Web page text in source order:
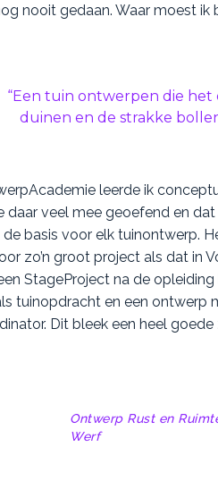
nooit gedaan. Waar moest
“Een tuin ontwerpen die
duinen en de strakke
leerde ik
daar veel mee geoefend en
basis voor elk tuinontwerp.
zo’n groot project als dat in
StageProject na de
tuinopdracht en een ontwerp
Dit bleek een heel goede
Ontwerp Rust en
Werf